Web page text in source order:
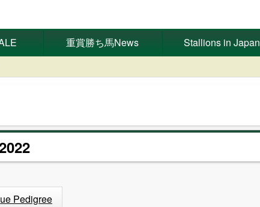
重賞勝ち馬News Stallions in Japan
Pedigree